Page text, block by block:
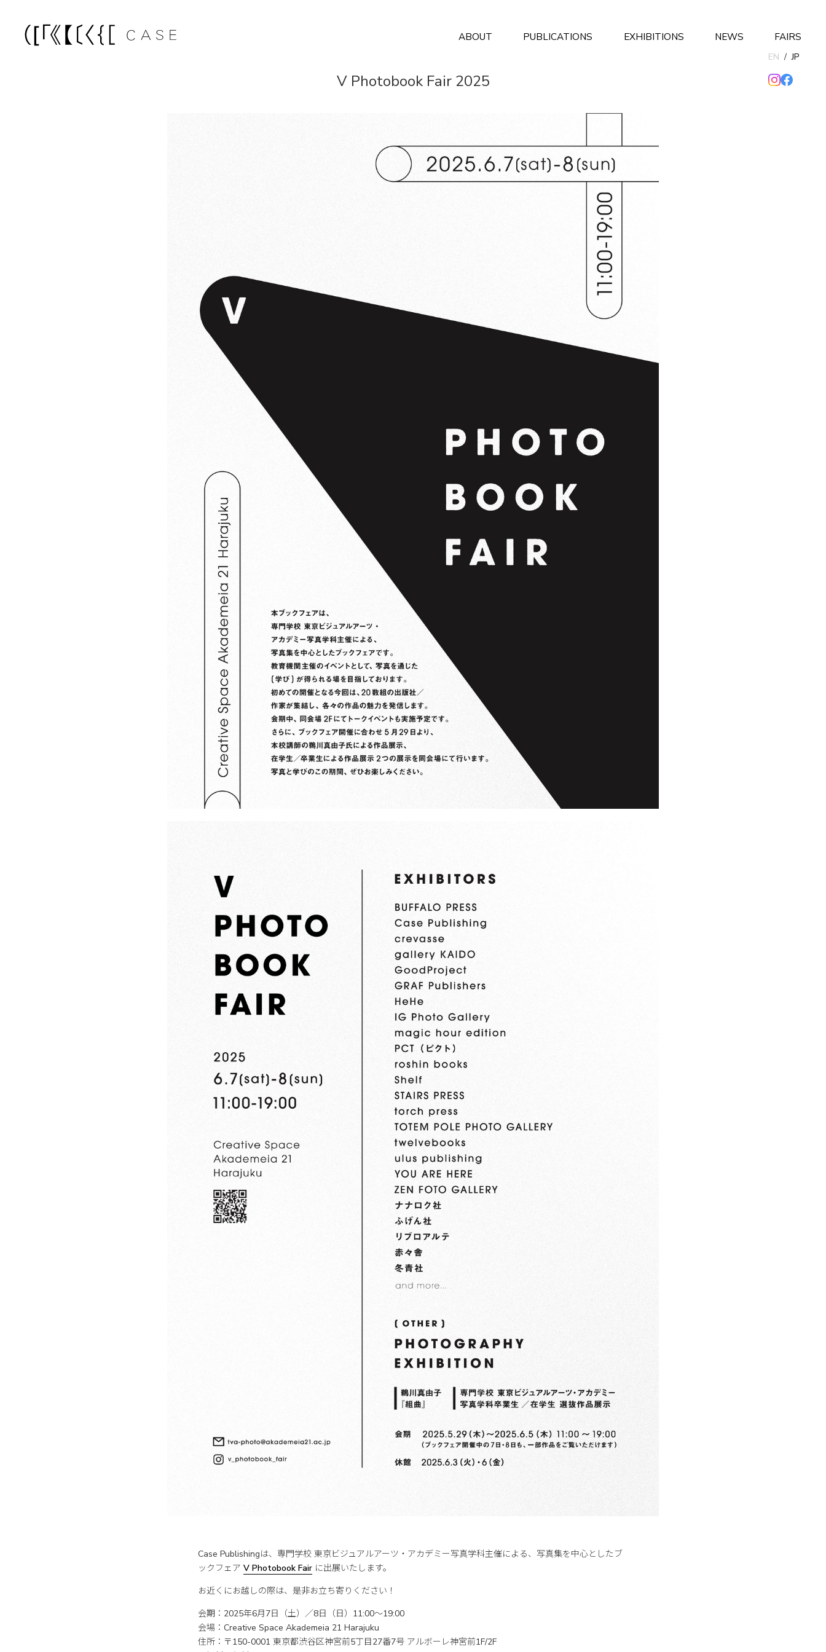
ABOUT PUBLICATIONS EXHIBITIONS NEWS FAIRS
EN / JP
V Photobook Fair 2025
Case Publishingは、専門学校 東京ビジュアルアーツ・アカデミー写真学科主催による、写真集を中心としたブ
ックフェア V Photobook Fair に出展いたします。
お近くにお越しの際は、是非お立ち寄りください！
会期：2025年6月7日（土）／8日（日）11:00〜19:00
会場：Creative Space Akademeia 21 Harajuku
住所：〒150-0001 東京都渋谷区神宮前5丁目27番7号 アルボーレ神宮前1F/2F